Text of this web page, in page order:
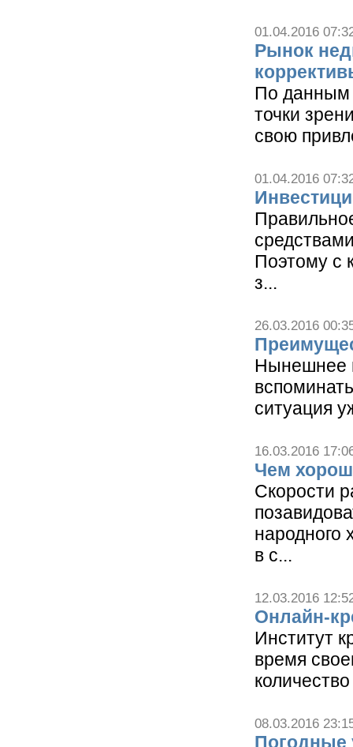
01.04.2016
Рынок
По данным
точки
свою
01.04.2016
Поэтому с
з...
26.03.2016
Нынешнее
ситуация
16.03.2016
Чем
Скорости
народного
в с...
12.03.2016
Онлайн-
Институт
время
08.03.2016
Погодные